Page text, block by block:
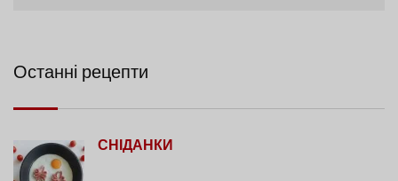
Останні рецепти
СНІДАНКИ